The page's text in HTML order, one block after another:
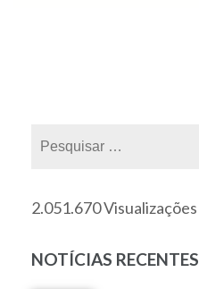
2.051.670 Visualizações
NOTÍCIAS RECENTES